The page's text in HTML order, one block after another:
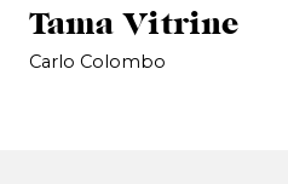
Tama Vitrine
Carlo Colombo